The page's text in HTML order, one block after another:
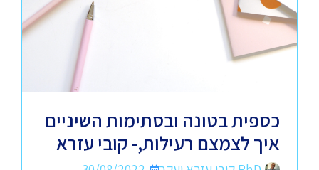
כספית בטונה ובסתימות השיניים
איך לצמצם רעילות,- קובי עזרא